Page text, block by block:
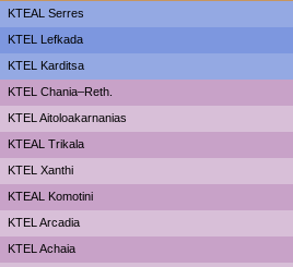
KTEAL Serres
KTEL Lefkada
ΚΤΕL Karditsa
KTEL Chania–Reth.
KTEL Aitoloakarnanias
KTEAL Trikala
KTEL Xanthi
KTEAL Komotini
KTEL Arcadia
KTEL Achaia